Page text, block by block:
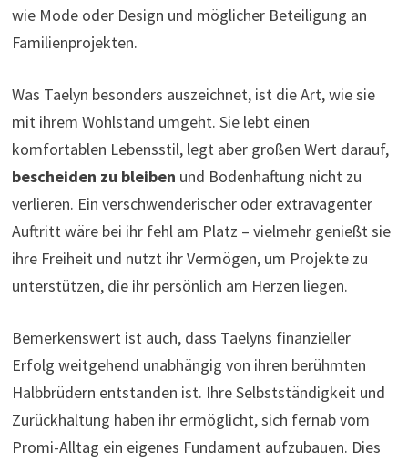
wie Mode oder Design und möglicher Beteiligung an
Familienprojekten.
Was Taelyn besonders auszeichnet, ist die Art, wie sie
mit ihrem Wohlstand umgeht. Sie lebt einen
komfortablen Lebensstil, legt aber großen Wert darauf,
bescheiden zu bleiben und Bodenhaftung nicht zu
verlieren. Ein verschwenderischer oder extravagenter
Auftritt wäre bei ihr fehl am Platz – vielmehr genießt sie
ihre Freiheit und nutzt ihr Vermögen, um Projekte zu
unterstützen, die ihr persönlich am Herzen liegen.
Bemerkenswert ist auch, dass Taelyns finanzieller
Erfolg weitgehend unabhängig von ihren berühmten
Halbbrüdern entstanden ist. Ihre Selbstständigkeit und
Zurückhaltung haben ihr ermöglicht, sich fernab vom
Promi-Alltag ein eigenes Fundament aufzubauen. Dies